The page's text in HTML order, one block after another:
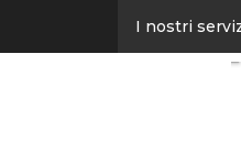
I nostri